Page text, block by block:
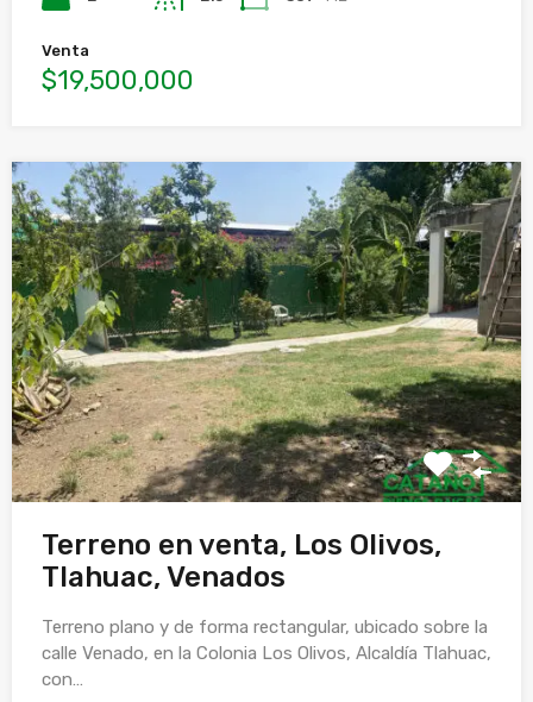
Venta
$19,500,000
Terreno en venta, Los Olivos,
Tlahuac, Venados
Terreno plano y de forma rectangular, ubicado sobre la
calle Venado, en la Colonia Los Olivos, Alcaldía Tlahuac,
con…